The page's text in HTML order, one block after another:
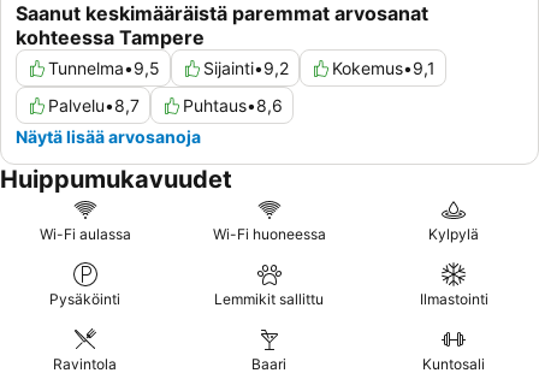
Saanut keskimääräistä paremmat arvosanat
kohteessa Tampere
Tunnelma•9,5 Sijainti•9,2 Kokemus•9,1
Palvelu•8,7 Puhtaus•8,6
Näytä lisää arvosanoja
Huippumukavuudet
Wi-Fi aulassa Wi-Fi huoneessa Kylpylä
Pysäköinti Lemmikit sallittu Ilmastointi
Ravintola Baari Kuntosali